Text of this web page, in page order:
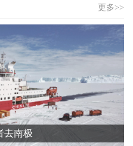
更多>>
去南极